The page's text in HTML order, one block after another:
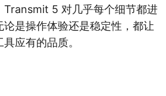
Transmit 5 对几乎每个细节都进
是操作体验还是稳定性，都让
应有的品质。